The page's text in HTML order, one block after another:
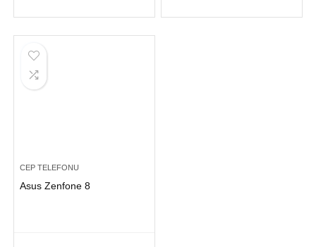
CEP TELEFONU
Asus Zenfone 8